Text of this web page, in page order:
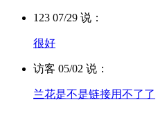
123 07/29 说：
很好
访客 05/02 说：
兰花是不是链接用不了了